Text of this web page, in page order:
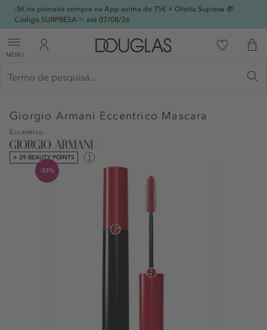
-5€ na primeira compra na App acima de 75€ + Oferta Supresa 🎁
Código SURPRESA ✨ até 07/08/26
MENU
Giorgio Armani Eccentrico Mascara
Eccentrico
+ 29 BEAUTY POINTS
-33%